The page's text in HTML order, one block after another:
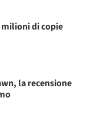
milioni di copie
la recensione